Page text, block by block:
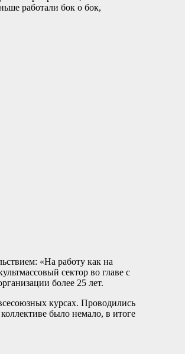
работали бок о бок,
«На работу как на
сектор во главе с
более 25 лет.
курсах. Проводились
было немало, в итоге